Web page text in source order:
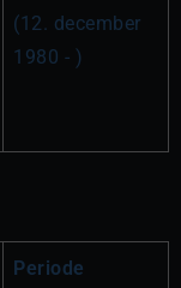
(12. december
1980 - )
Periode